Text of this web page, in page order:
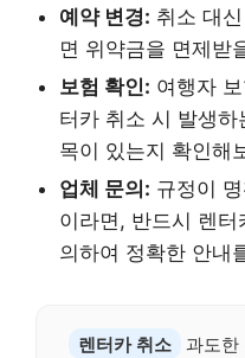
예약 변경: 취소 대
면 위약금을 면제받
보험 확인: 여행자
터카 취소 시 발생
목이 있는지 확인해
업체 문의: 규정이
이라면, 반드시 렌
의하여 정확한 안내
렌터카 취소
과도한